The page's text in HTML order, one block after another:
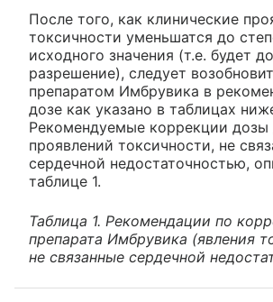
После того, как клинические
токсичности уменьшатся до
исходного значения (т.е. будет
разрешение), следует
препаратом Имбрувика в
дозе как указано в таблицах
Рекомендуемые коррекции дозы
проявлений токсичности, не
сердечной недостаточностью,
таблице 1.
Таблица 1. Рекомендации по
препарата Имбрувика (явления
не связанные сердечной